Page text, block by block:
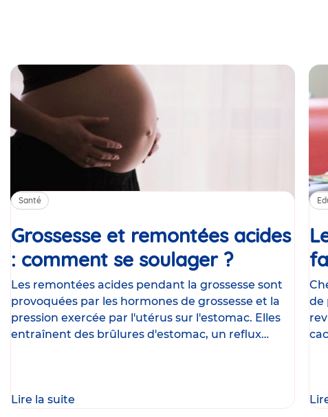
Santé
Grossesse et remontées acides
: comment se soulager ?Article
Les remontées acides pendant la grossesse sont
provoquées par les hormones de grossesse et la
pression exercée par l'utérus sur l'estomac. Elles
entraînent des brûlures d'estomac, un reflux
Lire la suite
de